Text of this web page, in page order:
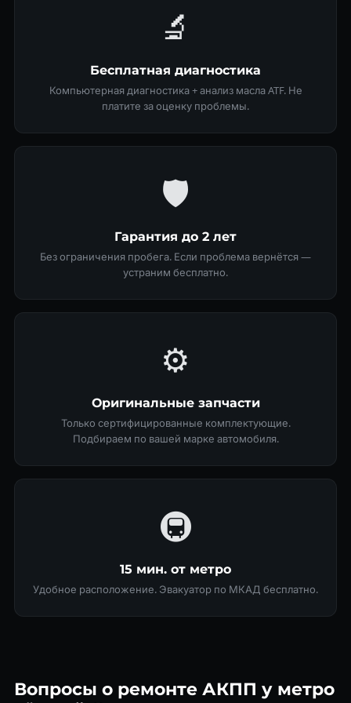
🔬
Бесплатная диагностика
Компьютерная диагностика + анализ масла ATF. Не
платите за оценку проблемы.
🛡
Гарантия до 2 лет
Без ограничения пробега. Если проблема вернётся —
устраним бесплатно.
⚙️
Оригинальные запчасти
Только сертифицированные комплектующие.
Подбираем по вашей марке автомобиля.
🚇
15 мин. от метро
Удобное расположение. Эвакуатор по МКАД бесплатно.
Вопросы о ремонте АКПП у метро